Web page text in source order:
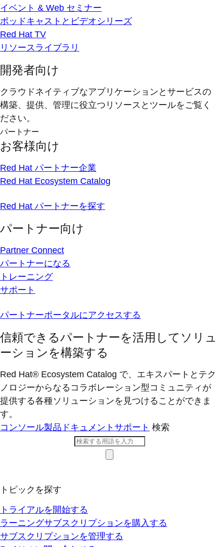
イベント & Web セミナー
ポッドキャストとビデオシリーズ
Red Hat TV
リソースライブラリ
開発者向け
クラウドネイティブなアプリケーションとサービスの
構築、提供、管理に役立つリソースとツールをご覧く
ださい。
パートナー
お客様向け
Red Hat パートナー企業
Red Hat Ecosystem Catalog
Red Hat パートナーを探す
パートナー向け
Partner Connect
パートナーになる
トレーニング
サポート
パートナーポータルにアクセスする
信頼できるパートナーを活用してソリュ
ーションを構築する
Red Hat® Ecosystem Catalog で、エキスパートとテク
ノロジーからなるコラボレーション型コミ​ュニティが
提供する各種ソリューションを見つけることができま
す。
コンソール製品ドキュメント サポート 検索
トピックを探す
トライアルを開始する
ラーニングサブスクリプションを購入する
サブスクリプションを管理する